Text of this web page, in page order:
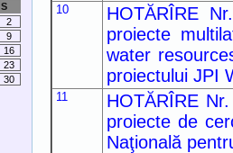
10
HOTĂRÎRE
proiecte
water
proiectului JPI
11
HOTĂRÎRE
proiecte de
Naţională
S
2
9
16
23
30